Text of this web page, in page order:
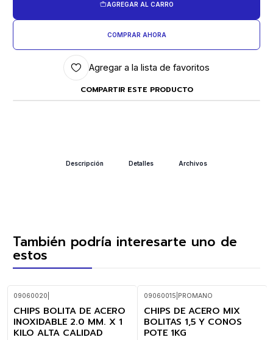
AGREGAR AL CARRO
COMPRAR AHORA
Agregar a la lista de favoritos
COMPARTIR ESTE PRODUCTO
Descripción Detalles Archivos
También podría interesarte uno de
estos
09060020
CHIPS BOLITA DE ACERO
INOXIDABLE 2.0 MM. X 1
KILO ALTA CALIDAD
09060015 PROMANO
CHIPS DE ACERO MIX
BOLITAS 1,5 Y CONOS
POTE 1KG